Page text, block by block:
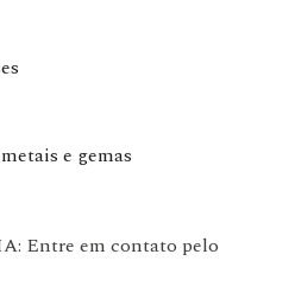
e gemas
Entre em contato pelo